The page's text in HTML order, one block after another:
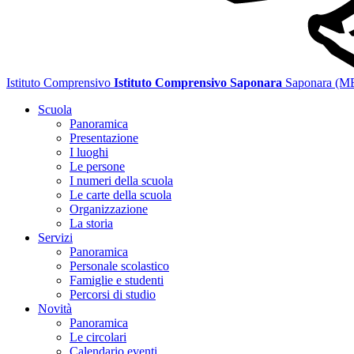
Istituto Comprensivo Istituto Comprensivo Saponara Saponara
Scuola
Panoramica
Presentazione
I luoghi
Le persone
I numeri della scuola
Le carte della scuola
Organizzazione
La storia
Servizi
Panoramica
Personale scolastico
Famiglie e studenti
Percorsi di studio
Novità
Panoramica
Le circolari
Calendario eventi